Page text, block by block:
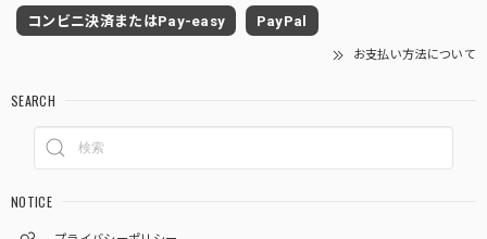
コンビニ決済またはPay-easy PayPal
お支払い方法について
SEARCH
NOTICE